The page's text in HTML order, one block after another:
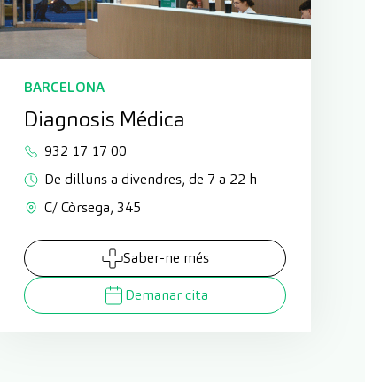
BARCELONA
Diagnosis Médica
932 17 17 00
De dilluns a divendres, de 7 a 22 h
C/ Còrsega, 345
Saber-ne més
Demanar cita